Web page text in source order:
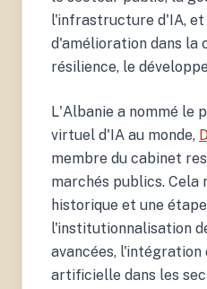
l'infrastructure d'IA, et
d'amélioration dans la
résilience, le
L'Albanie a nommé le
virtuel d'IA au monde,
membre du cabinet
marchés publics. Cela
historique et une
l'institutionnalisation
avancées,
artificielle dans les